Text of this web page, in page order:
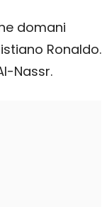
domani
Ronaldo.
Nassr.